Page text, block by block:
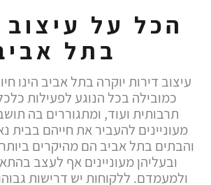
הכל על עיצוב
בתל
עיצוב דירות יוקרה בתל אביב הינו
כמובילה בכל הנוגע לפעילות
תרבותית ועוד, ומתגוררים בה
מעוניינים להעביר את חייהם בבית
והבתים בתל אביב הם מהיקרים
ובעליהן מעוניינים אף לעצב
ולמעמדם. ללקוחות יש דרישות